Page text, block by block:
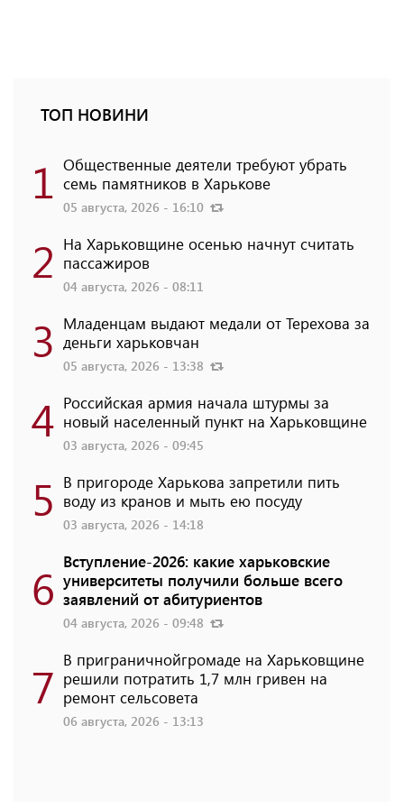
ТОП НОВИНИ
1 Общественные деятели требуют убрать
семь памятников в Харькове
05 августа, 2026 - 16:10
2 На Харьковщине осенью начнут считать
пассажиров
04 августа, 2026 - 08:11
3 Младенцам выдают медали от Терехова за
деньги харьковчан
05 августа, 2026 - 13:38
4 Российская армия начала штурмы за
новый населенный пункт на Харьковщине
03 августа, 2026 - 09:45
5 В пригороде Харькова запретили пить
воду из кранов и мыть ею посуду
03 августа, 2026 - 14:18
6 Вступление-2026: какие харьковские
университеты получили больше всего
заявлений от абитуриентов
04 августа, 2026 - 09:48
7 В приграничнойгромаде на Харьковщине
решили потратить 1,7 млн ​​гривен на
ремонт сельсовета
06 августа, 2026 - 13:13